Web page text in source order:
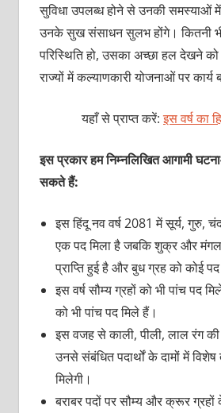
सुविधा उपलब्ध होने से उनकी समस्याओं
उनके सुख संसाधन सुलभ होंगे। कितनी
परिस्थिति हो, उसका अच्छा हल देखने को
राज्यों में कल्याणकारी योजनाओं पर कार्य
यहाँ से प्राप्त करें:इस वर्ष का
इस प्रकार हम निम्नलिखित आगामी
सकते हैं:
इस हिंदू नव वर्ष 2081 में सूर्य, गुरु,
एक पद मिला है जबकि शुक्र और मंगल
प्राप्ति हुई है और बुध ग्रह को कोई
इस वर्ष सौम्य ग्रहों को भी पांच पद
को भी पांच पद मिले हैं।
इस वजह से काली, पीली, लाल रंग
उनसे संबंधित पदार्थों के दामों में
मिलेगी।
बराबर पदों पर सौम्य और क्रूर ग्रहों